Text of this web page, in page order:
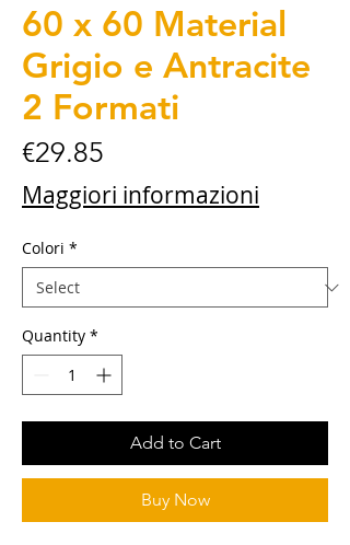
60 x 60 Material
Grigio e Antracite
2 Formati
€29.85
Maggiori informazioni
Colori *
Quantity *
Add to Cart
Buy Now